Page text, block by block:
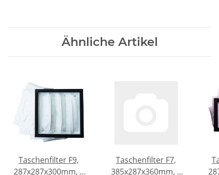
Ähnliche Artikel
Taschenfilter F9,
287x287x300mm, 4
Taschenfilter F7,
385x287x360mm, 4